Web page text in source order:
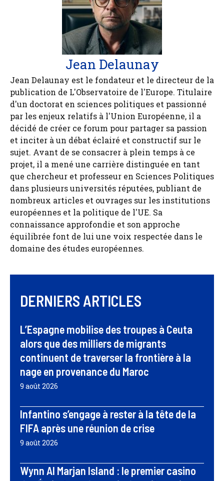
Jean Delaunay
Jean Delaunay est le fondateur et le directeur de la
publication de L'Observatoire de l'Europe. Titulaire
d'un doctorat en sciences politiques et passionné
par les enjeux relatifs à l'Union Européenne, il a
décidé de créer ce forum pour partager sa passion
et inciter à un débat éclairé et constructif sur le
sujet. Avant de se consacrer à plein temps à ce
projet, il a mené une carrière distinguée en tant
que chercheur et professeur en Sciences Politiques
dans plusieurs universités réputées, publiant de
nombreux articles et ouvrages sur les institutions
européennes et la politique de l'UE. Sa
connaissance approfondie et son approche
équilibrée font de lui une voix respectée dans le
domaine des études européennes.
DERNIERS ARTICLES
L’Espagne mobilise des troupes à Ceuta
alors que des milliers de migrants
continuent de traverser la frontière à la
nage en provenance du Maroc
9 août 2026
Infantino s’engage à rester à la tête de la
FIFA après une réunion de crise
9 août 2026
Wynn Al Marjan Island : le premier casino